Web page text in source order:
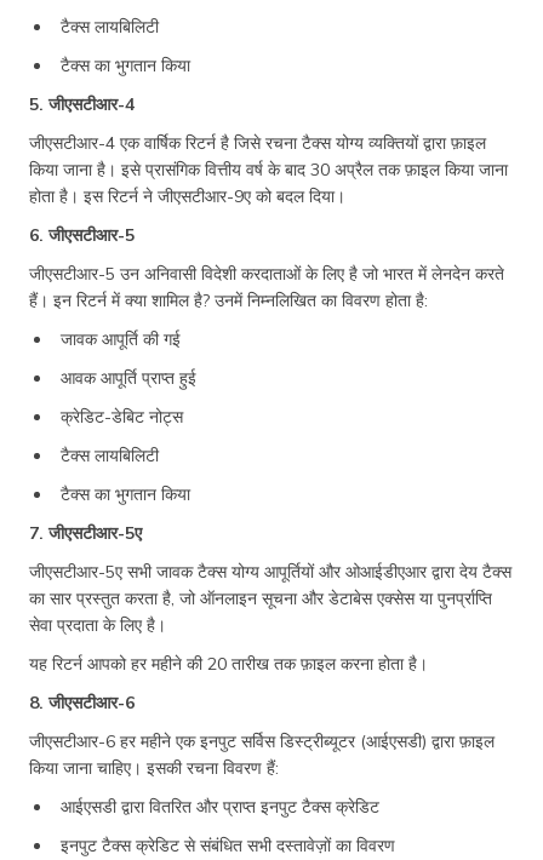
टैक्स लायबिलिटी
टैक्स का भुगतान किया
5. जीएसटीआर-4
जीएसटीआर-4 एक वार्षिक रिटर्न है जिसे रचना टैक्स योग्य व्यक्तियों द्वारा फ़ाइल
किया जाना है। इसे प्रासंगिक वित्तीय वर्ष के बाद 30 अप्रैल तक फ़ाइल किया जाना
होता है। इस रिटर्न ने जीएसटीआर-9ए को बदल दिया।
6. जीएसटीआर-5
जीएसटीआर-5 उन अनिवासी विदेशी करदाताओं के लिए है जो भारत में लेनदेन करते
हैं। इन रिटर्न में क्या शामिल है? उनमें निम्नलिखित का विवरण होता है:
जावक आपूर्ति की गई
आवक आपूर्ति प्राप्त हुई
क्रेडिट-डेबिट नोट्स
टैक्स लायबिलिटी
टैक्स का भुगतान किया
7. जीएसटीआर-5ए
जीएसटीआर-5ए सभी जावक टैक्स योग्य आपूर्तियों और ओआईडीएआर द्वारा देय टैक्स
का सार प्रस्तुत करता है, जो ऑनलाइन सूचना और डेटाबेस एक्सेस या पुनर्प्राप्ति
सेवा प्रदाता के लिए है।
यह रिटर्न आपको हर महीने की 20 तारीख तक फ़ाइल करना होता है।
8. जीएसटीआर-6
जीएसटीआर-6 हर महीने एक इनपुट सर्विस डिस्ट्रीब्यूटर (आईएसडी) द्वारा फ़ाइल
किया जाना चाहिए। इसकी रचना विवरण हैं:
आईएसडी द्वारा वितरित और प्राप्त इनपुट टैक्स क्रेडिट
इनपुट टैक्स क्रेडिट से संबंधित सभी दस्तावेज़ों का विवरण